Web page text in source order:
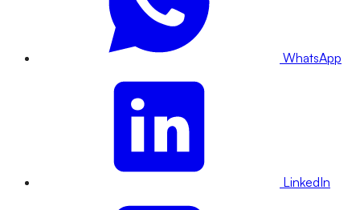
WhatsApp
LinkedIn